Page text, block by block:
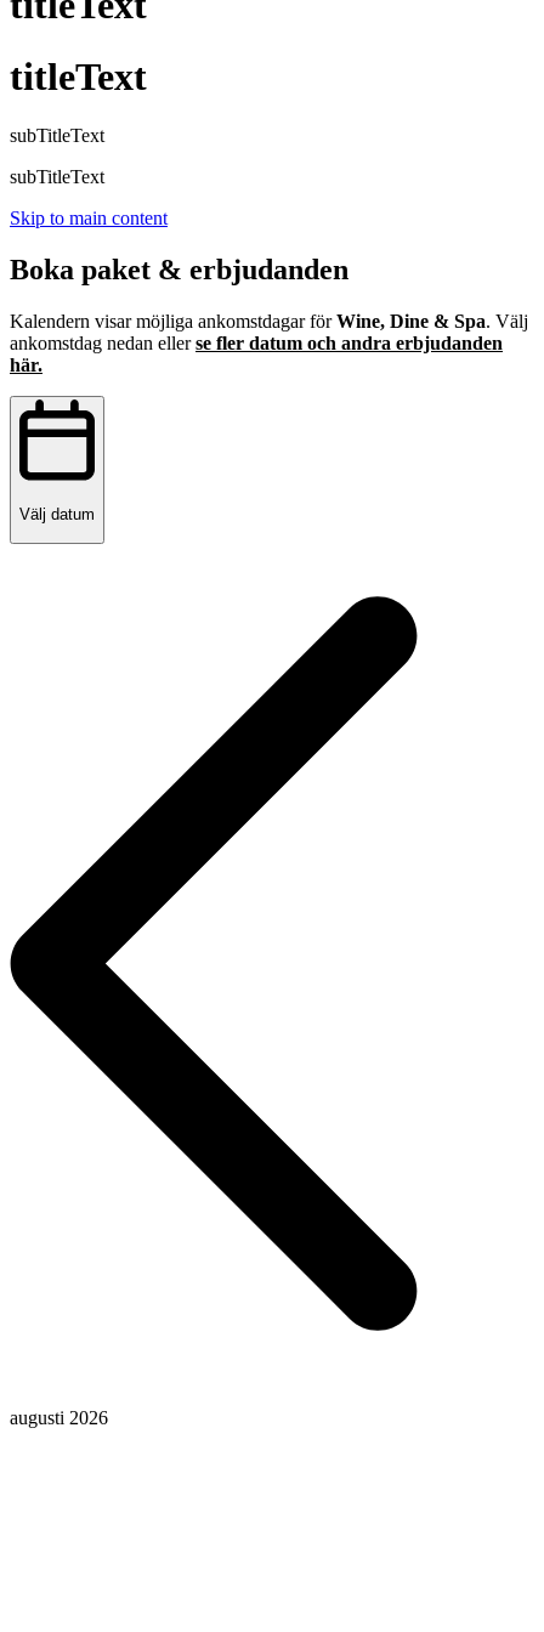
titleText
subTitleText
subTitleText
Skip to main content
Boka paket & erbjudanden
Kalendern visar möjliga ankomstdagar förWine, Dine & Spa. Välj
ankomstdag nedan ellerse fler datum och andra erbjudanden
här.
Välj datum
augusti 2026